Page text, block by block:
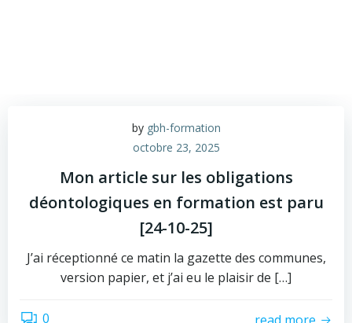
by gbh-formation
octobre 23, 2025
Mon article sur les obligations
déontologiques en formation est paru
[24-10-25]
J’ai réceptionné ce matin la gazette des communes,
version papier, et j’ai eu le plaisir de […]
0 read more